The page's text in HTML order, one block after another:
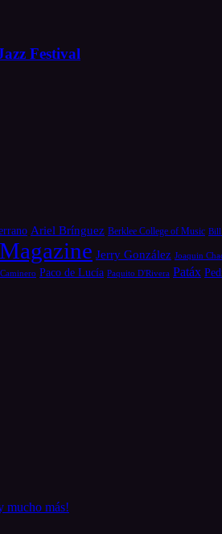
Festival
Ariel Brínguez Berklee College of Music Bill
Jerry González Joaquin
Paco de Lucía Paquito D'Rivera Patáx
mucho más!